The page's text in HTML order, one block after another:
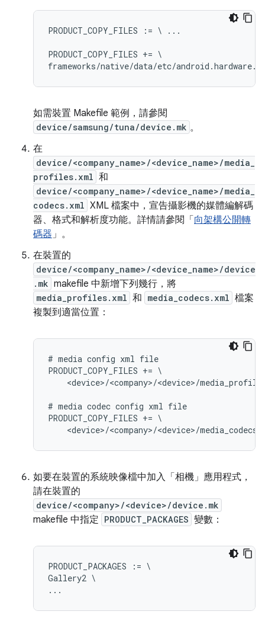
PRODUCT_COPY_FILES := \ ...
PRODUCT_COPY_FILES += \
如需裝置 Makefile 範例，請參閱
device/samsung/tuna/device.mk 。
在
device/<company_name>/<device_name>/media_
profiles.xml 和
device/<company_name>/<device_name>/media_
codecs.xml XML 檔案中，宣告攝影機的媒體編解碼
器、格式和解析度功能。詳情請參閱「向架構公開轉
碼器 」。
在裝置的
device/<company_name>/<device_name>/device
.mk makefile 中新增下列幾行，將
media_profiles.xml 和 media_codecs.xml 檔案
複製到適當位置：
# media config xml file
PRODUCT_COPY_FILES += \
<device>/<company>/<device>/
# media codec config xml file
PRODUCT_COPY_FILES += \
如要在裝置的系統映像檔中加入「相機」應用程式，
請在裝置的
device/<company>/<device>/device.mk
makefile 中指定 PRODUCT_PACKAGES 變數：
PRODUCT_PACKAGES := \
Gallery2 \